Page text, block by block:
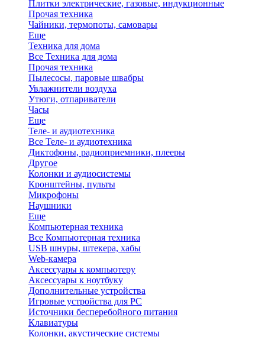
Плитки электрические, газовые, индукционные
Прочая техника
Чайники, термопоты, самовары
Еще
Техника для дома
Все Техника для дома
Прочая техника
Пылесосы, паровые швабры
Увлажнители воздуха
Утюги, отпариватели
Часы
Еще
Теле- и аудиотехника
Все Теле- и аудиотехника
Диктофоны, радиоприемники, плееры
Другое
Колонки и аудиосистемы
Кронштейны, пульты
Микрофоны
Наушники
Еще
Компьютерная техника
Все Компьютерная техника
USB шнуры, штекера, хабы
Web-камера
Аксессуары к компьютеру
Аксессуары к ноутбуку
Дополнительные устройства
Игровые устройства для PC
Источники бесперебойного питания
Клавиатуры
Колонки, акустические системы